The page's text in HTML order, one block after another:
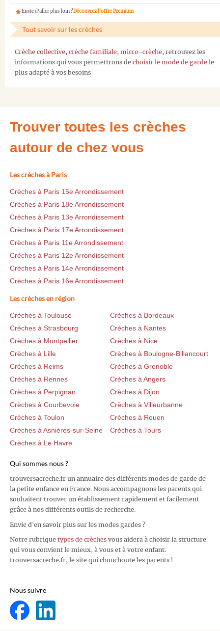
Envie d'aller plus loin ?Découvrez l'offre Premium
Tout savoir sur les crèches
Crèche collective, crèche familiale, micro-crèche, retrouvez les
informations qui vous permettrons de choisir le mode de garde le
plus adapté à vos besoins
Trouver toutes les crèches
autour de chez vous
Les crèches à Paris
Crèches à Paris 15e Arrondissement
Crèches à Paris 18e Arrondissement
Crèches à Paris 13e Arrondissement
Crèches à Paris 17e Arrondissement
Crèches à Paris 11e Arrondissement
Crèches à Paris 12e Arrondissement
Crèches à Paris 14e Arrondissement
Crèches à Paris 16e Arrondissement
Les crèches en région
Crèches à Toulouse
Crèches à Bordeaux
Crèches à Strasbourg
Crèches à Nantes
Crèches à Montpellier
Crèches à Nice
Crèches à Lille
Crèches à Boulogne-Billancourt
Crèches à Reims
Crèches à Grenoble
Crèches à Rennes
Crèches à Angers
Crèches à Perpignan
Crèches à Dijon
Crèches à Courbevoie
Crèches à Villeurbanne
Crèches à Toulon
Crèches à Rouen
Crèches à Asnières-sur-Seine
Crèches à Tours
Crèches à Le Havre
Qui sommes nous ?
trouversacreche.fr un annuaire des différents modes de garde de
la petite enfance en France. Nous accompagnons les parents qui
souhaitent trouver un établissement rapidement et facilement
grâce à nos différents outils de recherche.
Envie d'en savoir plus sur les modes gardes ?
Notre rubrique types de crèches vous aidera à choisir la structure
qui vous convient le mieux, à vous et à votre enfant.
trouversacreche.fr, le site qui chouchoute les parents !
Nous suivre